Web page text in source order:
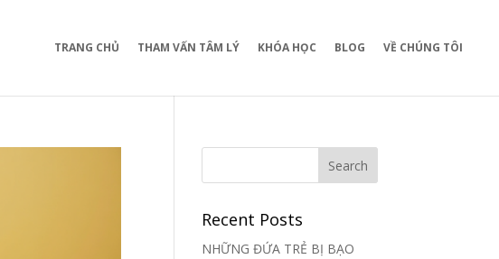
TRANG CHỦ THAM VẤN TÂM LÝ KHÓA HỌC BLOG VỀ CHÚNG TÔI
Recent Posts
NHỮNG ĐỨA TRẺ BỊ BẠO